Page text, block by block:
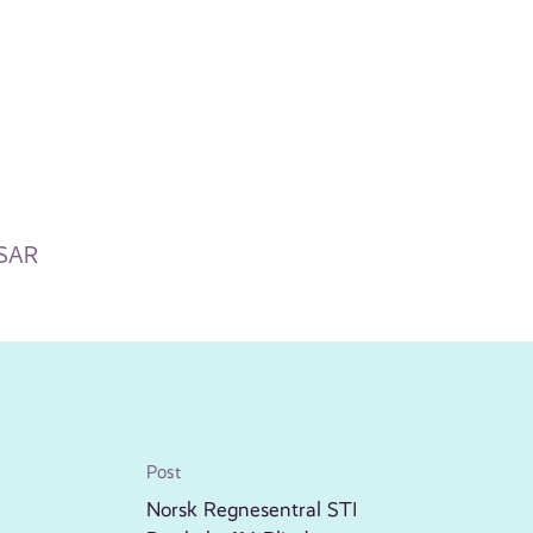
Post
Norsk Regnesentral STI